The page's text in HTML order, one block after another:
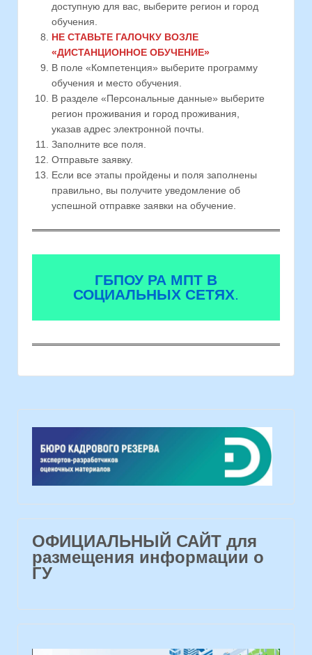
доступную для вас, выберите регион и город
обучения.
НЕ СТАВЬТЕ ГАЛОЧКУ ВОЗЛЕ
«ДИСТАНЦИОННОЕ ОБУЧЕНИЕ»
В поле «Компетенция» выберите программу
обучения и место обучения.
В разделе «Персональные данные» выберите
регион проживания и город проживания,
указав адрес электронной почты.
Заполните все поля.
Отправьте заявку.
Если все этапы пройдены и поля заполнены
правильно, вы получите уведомление об
успешной отправке заявки на обучение.
ГБПОУ РА МПТ В
СОЦИАЛЬНЫХ СЕТЯХ.
ОФИЦИАЛЬНЫЙ САЙТ для
размещения информации о
ГУ